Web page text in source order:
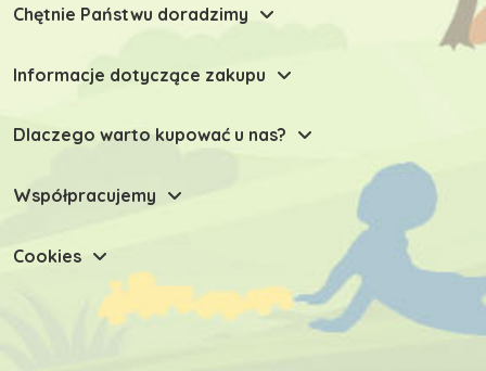
Chętnie Państwu doradzimy
Informacje dotyczące zakupu
Dlaczego warto kupować u nas?
Współpracujemy
Cookies